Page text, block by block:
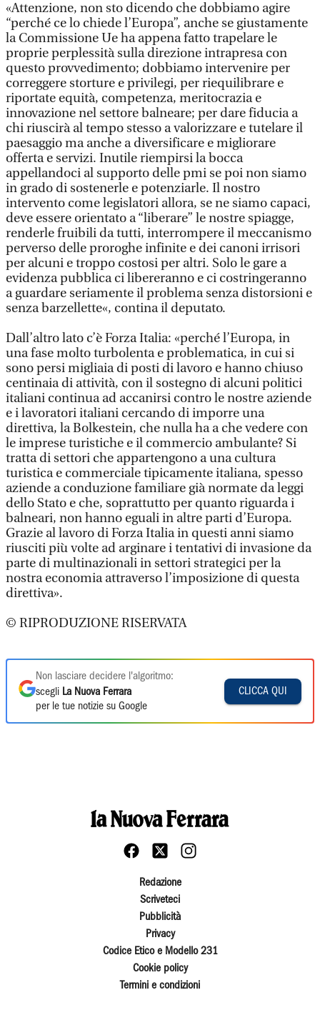
«Attenzione, non sto dicendo che dobbiamo agire
“perché ce lo chiede l’Europa”, anche se giustamente
la Commissione Ue ha appena fatto trapelare le
proprie perplessità sulla direzione intrapresa con
questo provvedimento; dobbiamo intervenire per
correggere storture e privilegi, per riequilibrare e
riportate equità, competenza, meritocrazia e
innovazione nel settore balneare; per dare fiducia a
chi riuscirà al tempo stesso a valorizzare e tutelare il
paesaggio ma anche a diversificare e migliorare
offerta e servizi. Inutile riempirsi la bocca
appellandoci al supporto delle pmi se poi non siamo
in grado di sostenerle e potenziarle. Il nostro
intervento come legislatori allora, se ne siamo capaci,
deve essere orientato a “liberare” le nostre spiagge,
renderle fruibili da tutti, interrompere il meccanismo
perverso delle proroghe infinite e dei canoni irrisori
per alcuni e troppo costosi per altri. Solo le gare a
evidenza pubblica ci libereranno e ci costringeranno
a guardare seriamente il problema senza distorsioni e
senza barzellette«, contina il deputato.
Dall’altro lato c’è Forza Italia: «perché l’Europa, in
una fase molto turbolenta e problematica, in cui si
sono persi migliaia di posti di lavoro e hanno chiuso
centinaia di attività, con il sostegno di alcuni politici
italiani continua ad accanirsi contro le nostre aziende
e i lavoratori italiani cercando di imporre una
direttiva, la Bolkestein, che nulla ha a che vedere con
le imprese turistiche e il commercio ambulante? Si
tratta di settori che appartengono a una cultura
turistica e commerciale tipicamente italiana, spesso
aziende a conduzione familiare già normate da leggi
dello Stato e che, soprattutto per quanto riguarda i
balneari, non hanno eguali in altre parti d’Europa.
Grazie al lavoro di Forza Italia in questi anni siamo
riusciti più volte ad arginare i tentativi di invasione da
parte di multinazionali in settori strategici per la
nostra economia attraverso l’imposizione di questa
direttiva».
© RIPRODUZIONE RISERVATA
Non lasciare decidere l'algoritmo:
scegli La Nuova Ferrara
per le tue notizie su Google
CLICCA QUI
Redazione
Scriveteci
Pubblicità
Privacy
Codice Etico e Modello 231
Cookie policy
Termini e condizioni